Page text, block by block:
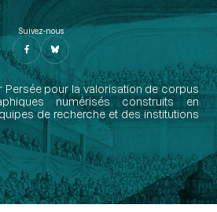
Suivez-nous
Persée pour la valorisation de corpus
numérisés construits en
de recherche et des institutions